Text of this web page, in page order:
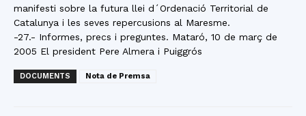
manifesti sobre la futura llei d´Ordenació Territorial de
Catalunya i les seves repercusions al Maresme.
-27.- Informes, precs i preguntes. Mataró, 10 de març de
2005 El president Pere Almera i Puiggrós
DOCUMENTS Nota de Premsa